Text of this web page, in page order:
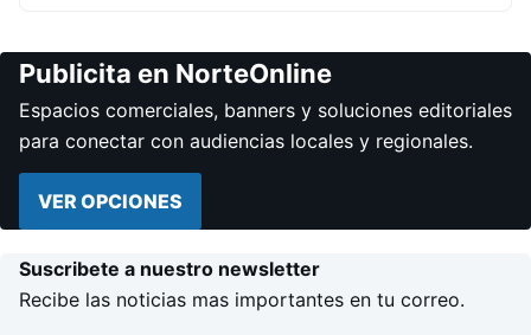
Publicita en NorteOnline
Espacios comerciales, banners y soluciones editoriales
para conectar con audiencias locales y regionales.
VER OPCIONES
Suscribete a nuestro newsletter
Recibe las noticias mas importantes en tu correo.